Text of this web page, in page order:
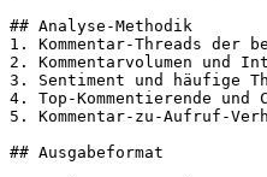
## Analyse-Methodik
1. Kommentar-Threads der
2. Kommentarvolumen und
3. Sentiment und häufige
4. Top-Kommentierende
5. Kommentar-zu-Aufruf-
## Ausgabeformat